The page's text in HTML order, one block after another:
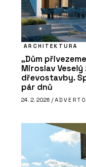
ARCHITEKTURA
„Dům
Miroslav
dřevostavby.
pár dnů
24. 2. 2026 /